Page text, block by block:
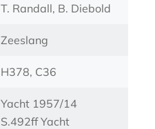
T. Randall, B. Diebold
Zeeslang
H378, C36
Yacht 1957/14
S.492ff Yacht